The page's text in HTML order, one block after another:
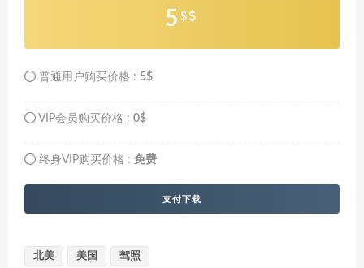
5 $
普通用户购买价格 : 5$
VIP会员购买价格 : 0$
终身VIP购买价格 : 免费
支付下载
北美 美国 驾照